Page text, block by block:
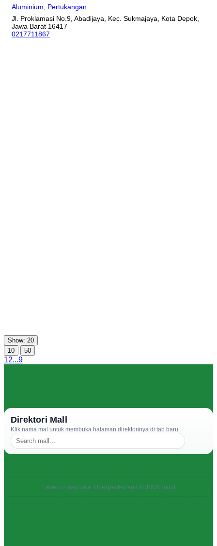
Aluminium, Pertukangan
Jl. Proklamasi No.9, Abadijaya, Kec. Sukmajaya, Kota Depok,
Jawa Barat 16417
0217711867
Show: 20
10
50
12...9
Direktori Mall
Klik nama mal untuk membuka halaman direktorinya di tab baru.
Failed to load data: Unexpected end of JSON input